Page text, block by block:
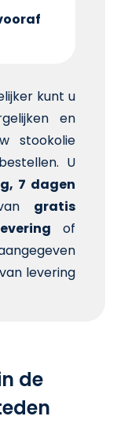
kunt u
en
stookolie
U
7 dagen
gratis
of
levering
de